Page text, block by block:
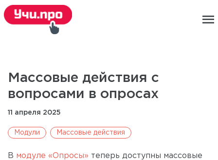
menu
Массовые действия с
вопросами в опросах
11 апреля 2025
Модули Массовые действия
В модуле «Опросы» теперь доступны массовые